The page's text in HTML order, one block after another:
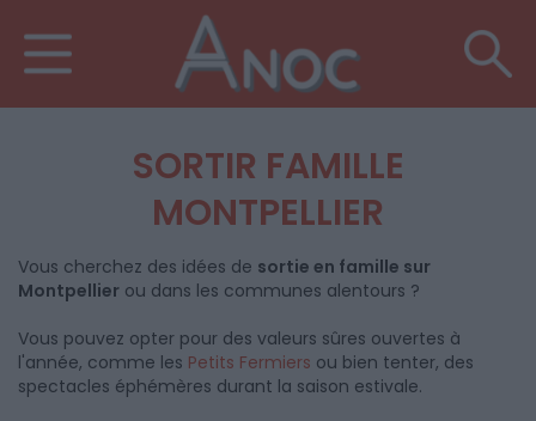
SORTIR FAMILLE
MONTPELLIER
Vous cherchez des idées de sortie en famille sur
Montpellier ou dans les communes alentours ?
Vous pouvez opter pour des valeurs sûres ouvertes à
l'année, comme les Petits Fermiers ou bien tenter, des
spectacles éphémères durant la saison estivale.